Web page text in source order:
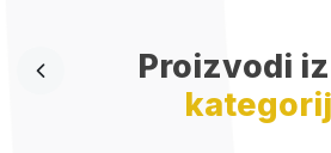
Proizvodi